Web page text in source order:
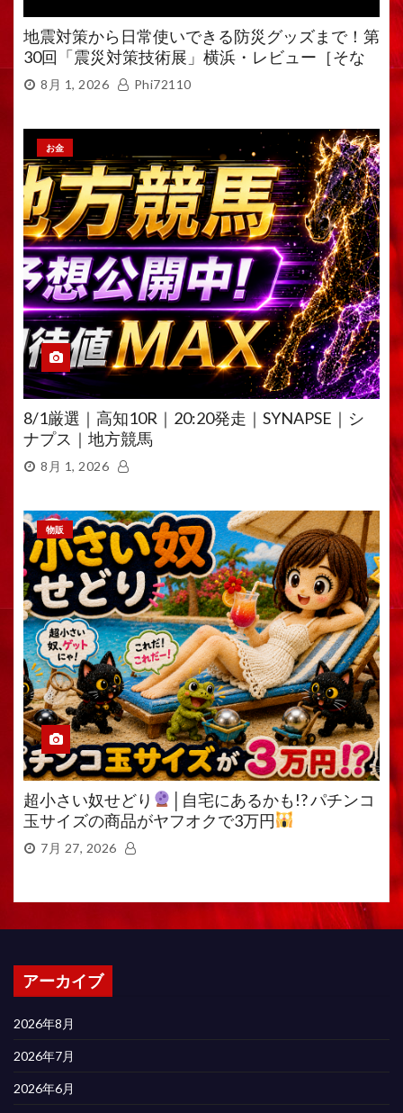
地震対策から日常使いできる防災グッズまで！第
30回「震災対策技術展」横浜・レビュー［そな
えるTV・高荷智也］
8月 1, 2026 Phi72110
お金
8/1厳選｜高知10R｜20:20発走｜SYNAPSE｜シ
ナプス｜地方競馬
8月 1, 2026
物販
超小さい奴せどり
│自宅にあるかも!? パチンコ
玉サイズの商品がヤフオクで3万円
7月 27, 2026
アーカイブ
2026年8月
2026年7月
2026年6月